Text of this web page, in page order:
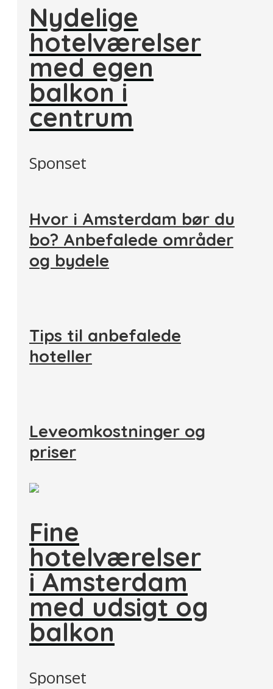
Nydelige
hotelværelser
med egen
balkon i
centrum
Sponset
Hvor i Amsterdam bør du
bo? Anbefalede områder
og bydele
Tips til anbefalede
hoteller
Leveomkostninger og
priser
Fine
hotelværelser
i Amsterdam
med udsigt og
balkon
Sponset